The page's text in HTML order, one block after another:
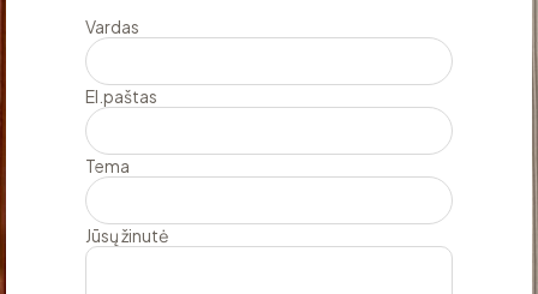
Vardas
El.paštas
Tema
Jūsų žinutė